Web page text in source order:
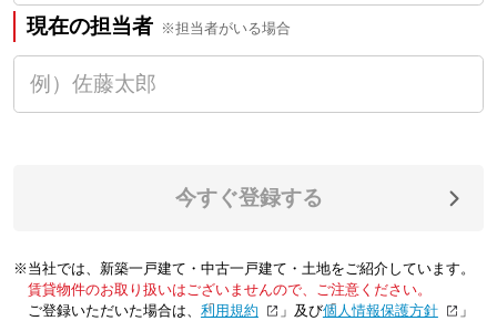
現在の担当者 ※担当者がいる場合
今すぐ登録する
※当社では、新築一戸建て・中古一戸建て・土地をご紹介しています。
賃貸物件のお取り扱いはございませんので、ご注意ください。
ご登録いただいた場合は、「利用規約 」及び「個人情報保護方針
」